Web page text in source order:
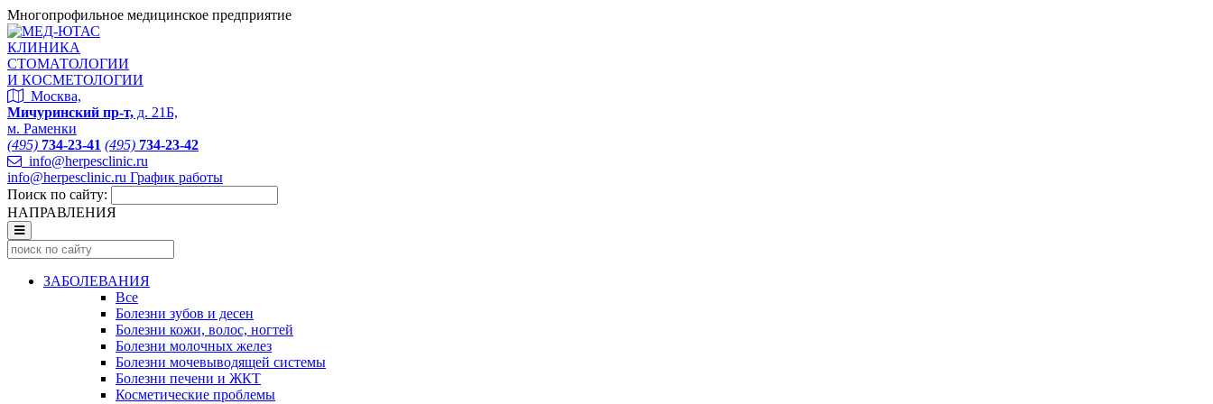
Многопрофильное медицинское предприятие
КЛИНИКА
СТОМАТОЛОГИИ
И КОСМЕТОЛОГИИ
Москва,
Мичуринский пр-т, д. 21Б,
м. Раменки
(495) 734-23-41 (495) 734-23-42
info@herpesclinic.ru
info@herpesclinic.ru График работы
Поиск по сайту:
НАПРАВЛЕНИЯ
ЗАБОЛЕВАНИЯ
Все
Болезни зубов и десен
Болезни кожи, волос, ногтей
Болезни молочных желез
Болезни мочевыводящей системы
Болезни печени и ЖКТ
Косметические проблемы